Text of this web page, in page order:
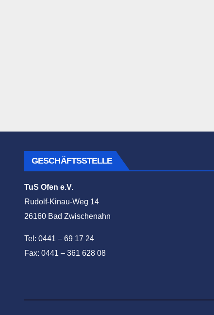
GESCHÄFTSSTELLE
TuS Ofen e.V.
Rudolf-Kinau-Weg 14
26160 Bad Zwischenahn
Tel: 0441 – 69 17 24
Fax: 0441 – 361 628 08